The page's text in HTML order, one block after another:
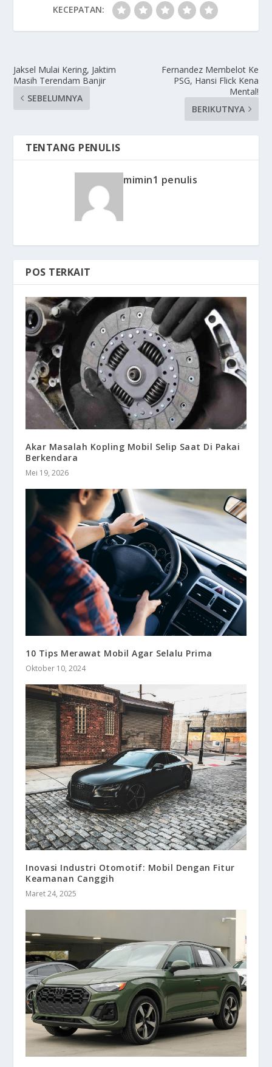
KECEPATAN:
Jaksel Mulai Kering, Jaktim
Masih Terendam Banjir
SEBELUMNYA
Fernandez Membelot Ke
PSG, Hansi Flick Kena
Mental!
BERIKUTNYA
TENTANG PENULIS
mimin1 penulis
POS TERKAIT
Akar Masalah Kopling Mobil Selip Saat Di Pakai
Berkendara
Mei 19, 2026
10 Tips Merawat Mobil Agar Selalu Prima
Oktober 10, 2024
Inovasi Industri Otomotif: Mobil Dengan Fitur
Keamanan Canggih
Maret 24, 2025